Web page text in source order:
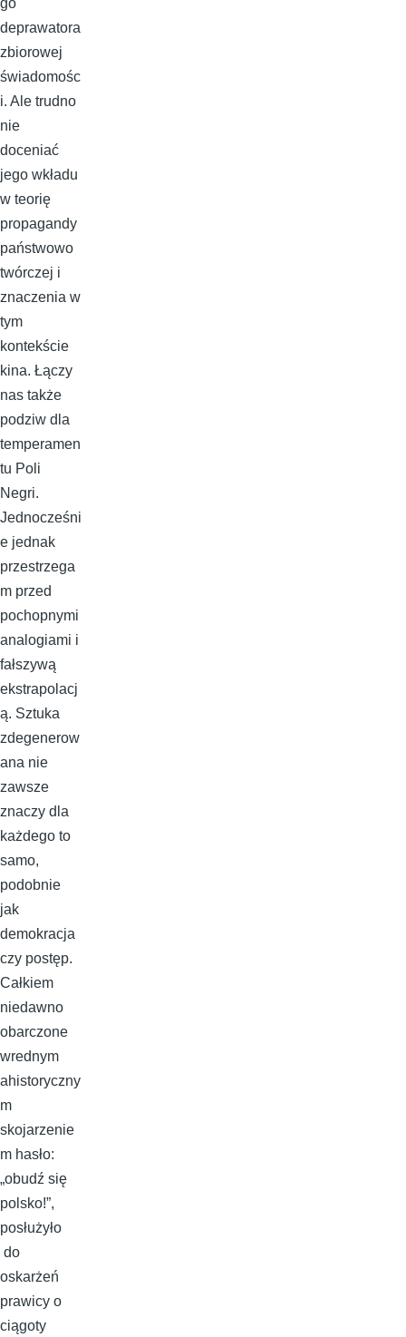
go
deprawatora
zbiorowej
świadomośc
i. Ale trudno
nie
doceniać
jego wkładu
w teorię
propagandy
państwowo
twórczej i
znaczenia w
tym
kontekście
kina. Łączy
nas także
podziw dla
temperamen
tu Poli
Negri.
Jednocześni
e jednak
przestrzega
m przed
pochopnymi
analogiami i
fałszywą
ekstrapolacj
ą. Sztuka
zdegenerow
ana nie
zawsze
znaczy dla
każdego to
samo,
podobnie
jak
demokracja
czy postęp.
Całkiem
niedawno
obarczone
wrednym
ahistoryczny
m
skojarzenie
m hasło:
„obudź się
polsko!”,
posłużyło
do
oskarżeń
prawicy o
ciągoty